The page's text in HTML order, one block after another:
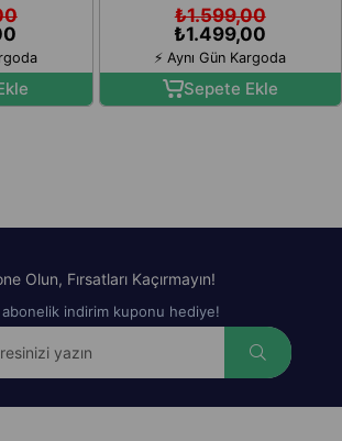
₺1.499,00
₺1.599,00
Sepete Ekle
⚡ Aynı Gün Kargoda
Olun, Fırsatları Kaçırmayın!
abonelik indirim kuponu hediye!